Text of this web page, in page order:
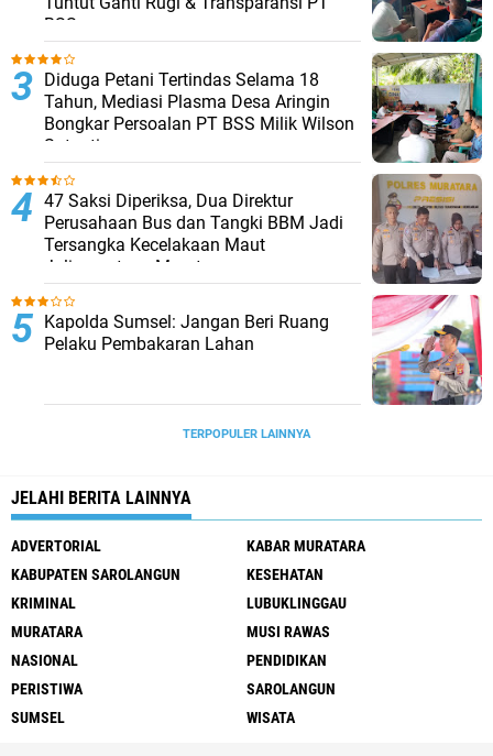
BSS
Diduga Petani Tertindas Selama 18
Tahun, Mediasi Plasma Desa Aringin
Bongkar Persoalan PT BSS Milik Wilson
Sutantio
47 Saksi Diperiksa, Dua Direktur
Perusahaan Bus dan Tangki BBM Jadi
Tersangka Kecelakaan Maut
Jalinsumteng Muratara
Kapolda Sumsel: Jangan Beri Ruang
Pelaku Pembakaran Lahan
TERPOPULER LAINNYA
JELAHI BERITA LAINNYA
ADVERTORIAL
KABAR MURATARA
KABUPATEN SAROLANGUN
KESEHATAN
KRIMINAL
LUBUKLINGGAU
MURATARA
MUSI RAWAS
NASIONAL
PENDIDIKAN
PERISTIWA
SAROLANGUN
SUMSEL
WISATA